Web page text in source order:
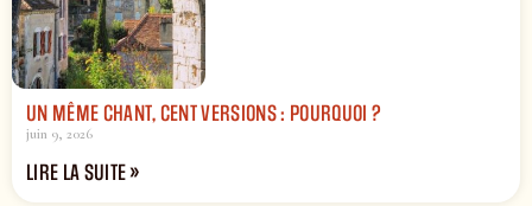
UN MÊME CHANT, CENT VERSIONS : POURQUOI ?
juin 9, 2026
LIRE LA SUITE »